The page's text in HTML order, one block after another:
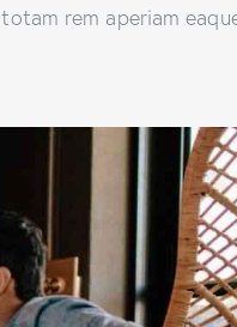
rem aperiam